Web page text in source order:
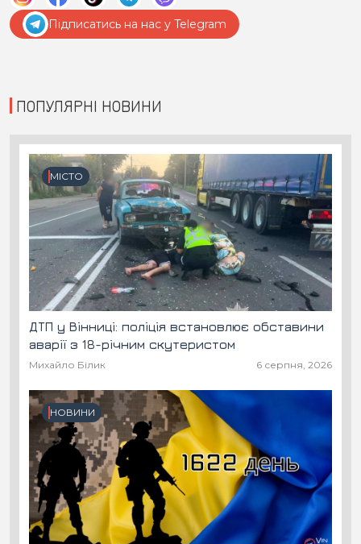
Підписатись на нас у Telegram
ПОПУЛЯРНІ НОВИНИ
МІСТО
ДТП у Вінниці: поліція встановлює обставини
аварії з 18-річним скутеристом
Михайло Білик 6 серпня, 2026
НОВИНИ